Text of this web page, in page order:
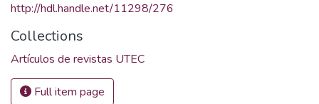
http://hdl.handle.net/11298/276
Collections
Artículos de revistas UTEC
Full item page